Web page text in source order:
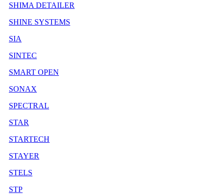
SHIMA DETAILER
SHINE SYSTEMS
SIA
SINTEC
SMART OPEN
SONAX
SPECTRAL
STAR
STARTECH
STAYER
STELS
STP